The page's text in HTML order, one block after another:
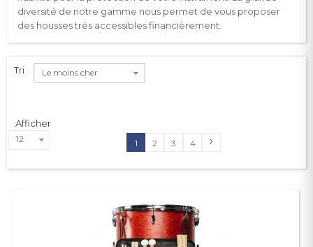
diversité de notre gamme nous permet de vous proposer
des housses très accessibles financièrement.
1 2 3 4
Tri Le moins cher
Afficher
12